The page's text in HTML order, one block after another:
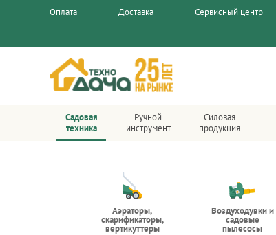
Оплата Доставка Сервисный центр
Садовая
техника
Ручной
инструмент
Силовая
продукция
Аэраторы,
скарификаторы,
вертикуттеры
Воздуходувки и
садовые
пылесосы